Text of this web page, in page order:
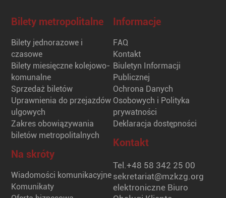
Bilety metropolitalne
Bilety jednorazowe i
czasowe
Bilety miesięczne kolejowo-
komunalne
Sprzedaż biletów
Uprawnienia do przejazdów
ulgowych
Zakres obowiązywania
biletów metropolitalnych
Na skróty
Wiadomości komunikacyjne
Komunikaty
Informacje
FAQ
Kontakt
Biuletyn Informacji
Publicznej
Ochrona Danych
Osobowych i Polityka
prywatności
Deklaracja dostępności
Kontakt
Tel.+48 58 342 25 00
sekretariat@mzkzg.org
elektroniczne Biuro